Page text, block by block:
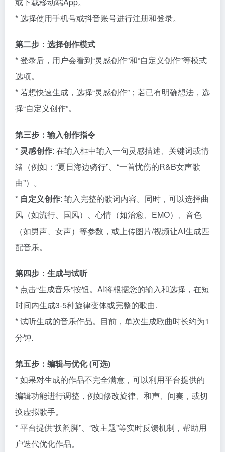
* 选择使用手机号或抖音账号进行注册和登录。
第二步：选择创作模式
* 登录后，用户会看到“灵感创作”和“自定义创作”等模式
选项。
* 若想快速生成，选择“灵感创作”；若已有明确想法，选
择“自定义创作”。
第三步：输入创作指令
* 灵感创作: 在输入框中输入一句灵感描述、关键词或情
绪（例如：“夏日海边骑行”、“一首忧伤的R&B女声歌
曲”）。
* 自定义创作: 输入完整的歌词内容。同时，可以选择曲
风（如流行、国风）、心情（如治愈、EMO）、音色
（如男声、女声）等参数，或上传图片/视频让AI生成匹
配音乐。
第四步：生成与试听
* 点击“生成音乐”按钮。AI将根据您的输入和选择，在短
时间内生成3-5种旋律变体或完整的歌曲.
* 试听生成的音乐作品。目前，单次生成歌曲时长约为1
分钟.
第五步：编辑与优化 (可选)
* 如果对生成的作品不完全满意，可以利用平台提供的
编辑功能进行调整，例如修改旋律、和声、间奏，或切
换虚拟歌手。
* 平台提供“换韵脚”、“改主题”等实时反馈机制，帮助用
户迭代优化作品。